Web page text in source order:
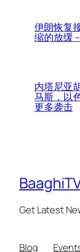
伊朗恢复
缩的放缓
内塔尼亚
马斯，以
更多袭击
Get Latest
Blog